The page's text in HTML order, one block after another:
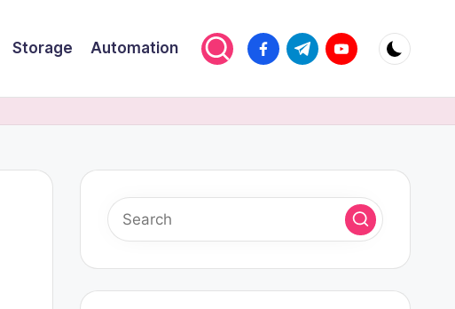
Storage Automation